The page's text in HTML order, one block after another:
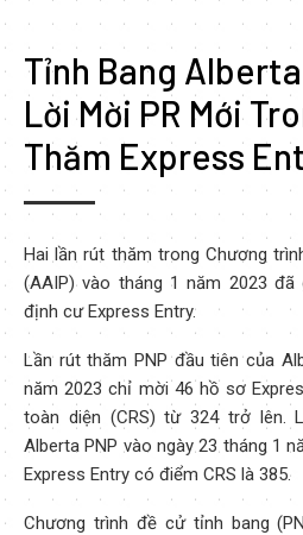
Tỉnh Bang
Lời Mời PR Mới
Thăm Express
Hai lần rút thăm trong Chương
(AAIP) vào tháng 1 năm 2023
định cư Express Entry.
Lần rút thăm PNP đầu tiên của
năm 2023 chỉ mời 46 hồ sơ
toàn diện (CRS) từ 324 trở lên.
Alberta PNP vào ngày 23 tháng 1
Express Entry có điểm CRS là 385.
Chương trình đề cử tỉnh bang